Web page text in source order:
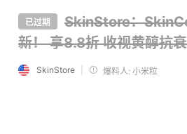
已过期
SkinStore：
新！享8.8折 收视黄醇抗
SkinStore 爆料人: 小米粒